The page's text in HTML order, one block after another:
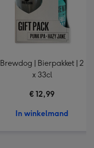
Brewdog | Bierpakket | 2
x 33cl
€ 12,99
In winkelmand